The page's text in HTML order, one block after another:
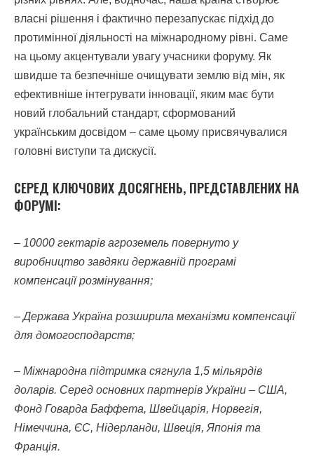
власні рішення і фактично перезапускає підхід до
протимінної діяльності на міжнародному рівні. Саме
на цьому акцентували увагу учасники форуму. Як
швидше та безпечніше очищувати землю від мін, як
ефективніше інтегрувати інновації, яким має бути
новий глобальний стандарт, сформований
українським досвідом – саме цьому присвячувалися
головні виступи та дискусії.
СЕРЕД КЛЮЧОВИХ ДОСЯГНЕНЬ, ПРЕДСТАВЛЕНИХ НА
ФОРУМІ:
– 10000 гектарів агроземель повернуто у
виробництво завдяки державній програмі
компенсації розмінування;
– Держава Україна розширила механізми компенсації
для домогосподарств;
– Міжнародна підтримка сягнула 1,5 мільярдів
доларів. Серед основних партнерів України – США,
Фонд Говарда Баффета, Швейцарія, Норвегія,
Німеччина, ЄС, Нідерланди, Швеція, Японія та
Франція.